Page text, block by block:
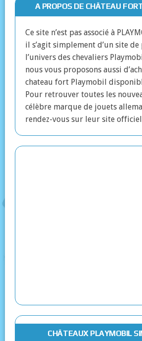
A PROPOS DE CHÂTEAU
Ce site n’est pas associé à
il s’agit simplement d’un site de
l’univers des chevaliers
nous vous proposons aussi
chateau fort Playmobil
Pour retrouver toutes les
célèbre marque de jouets
rendez-vous sur leur site
CHÂTEAUX PLAYMOBIL